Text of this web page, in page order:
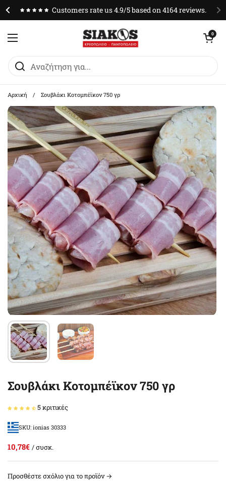
Customers rate us 4.9/5 based on 4164 reviews.
Άνοιγμα μενού
Άνοιγμα0
Αρχική / Σουβλάκι Κοτομπέϊκον 750 γρ
Σουβλάκι Κοτομπέϊκον 750 γρ
5 κριτικές
SKU: ionias 30333
10,78€ / συσκ.
Προσθέστε σχόλιο για το προϊόν →